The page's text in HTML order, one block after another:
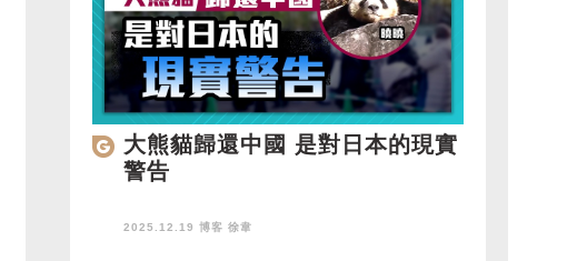
大熊貓歸還中國 是對日本的現實
警告
2025.12.19 博客 徐韋